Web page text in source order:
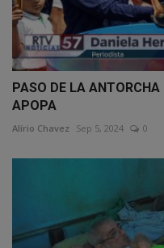
PASO DE LA
APOPA
Alírio Chavez Sep 5, 2024 0